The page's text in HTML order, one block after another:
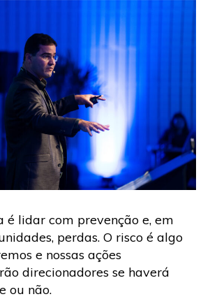
é lidar com prevenção e, em
perdas. O risco é algo
e nossas ações
direcionadores se haverá
ou não.